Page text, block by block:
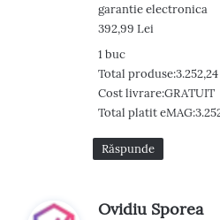
garantie electronica
392,99 Lei
1 buc
Total
Cost livrare:GRATUIT
Total platit
Răspunde
Ovidiu Sporea